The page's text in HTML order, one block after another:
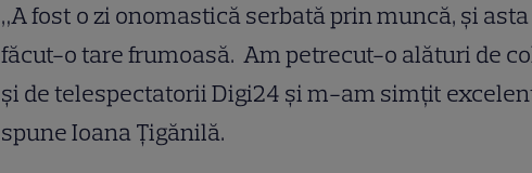
„A fost o zi onomastică serbată prin muncă, și
făcut-o tare frumoasă. Am petrecut-o alături de
şi de telespectatorii Digi24 și m-am simţit
spune Ioana Țigănilă.